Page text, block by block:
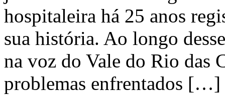
hospitaleira há 25 anos
sua história. Ao longo
na voz do Vale do Rio das
problemas enfrentados […]